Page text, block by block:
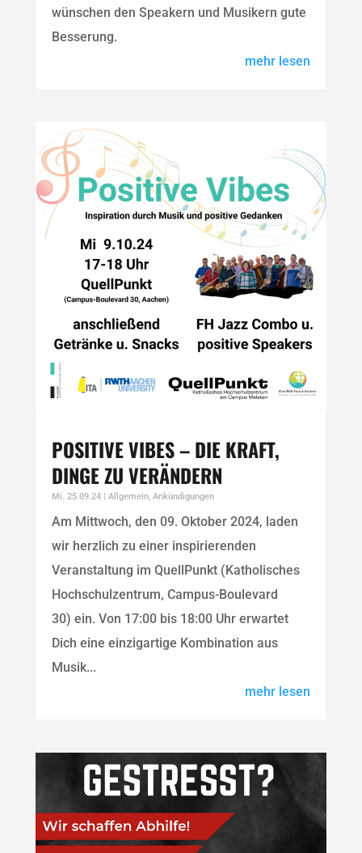
wünschen den Speakern und Musikern gute
Besserung.
mehr lesen
POSITIVE VIBES – DIE KRAFT,
DINGE ZU VERÄNDERN
Mi. 25.09.24| Allgemein, Ankündigungen
Am Mittwoch, den 09. Oktober 2024, laden
wir herzlich zu einer inspirierenden
Veranstaltung im QuellPunkt (Katholisches
Hochschulzentrum, Campus-Boulevard
30) ein. Von 17:00 bis 18:00 Uhr erwartet
Dich eine einzigartige Kombination aus
Musik...
mehr lesen